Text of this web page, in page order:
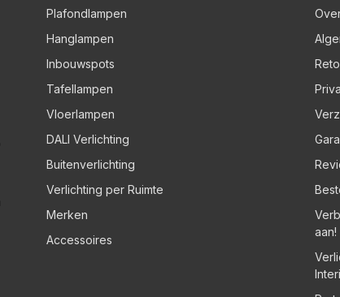
Plafondlampen
Hanglampen
Inbouwspots
Tafellampen
Vloerlampen
DALI Verlichting
Buitenverlichting
Verlichting per Ruimte
Merken
Accessoires
aan!